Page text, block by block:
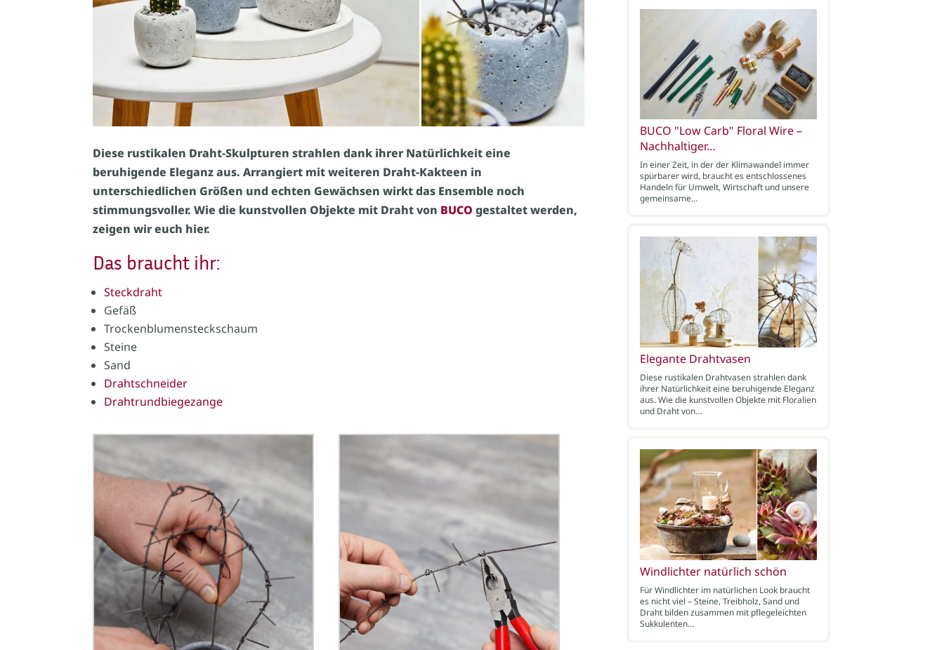
Diese rustikalen Draht-Skulpturen strahlen dank ihrer Natürlichkeit eine
beruhigende Eleganz aus. Arrangiert mit weiteren Draht-Kakteen in
unterschiedlichen Größen und echten Gewächsen wirkt das Ensemble noch
stimmungsvoller. Wie die kunstvollen Objekte mit Draht von BUCO gestaltet werden,
zeigen wir euch hier.
Das braucht ihr:
Steckdraht
Gefäß
Trockenblumensteckschaum
Steine
Sand
Drahtschneider
Drahtrundbiegezange
BUCO "Low Carb" Floral Wire –
Nachhaltiger…
In einer Zeit, in der der Klimawandel immer
spürbarer wird, braucht es entschlossenes
Handeln für Umwelt, Wirtschaft und unsere
gemeinsame…
Elegante Drahtvasen
Diese rustikalen Drahtvasen strahlen dank
ihrer Natürlichkeit eine beruhigende Eleganz
aus. Wie die kunstvollen Objekte mit Floralien
und Draht von…
Windlichter natürlich schön
Für Windlichter im natürlichen Look braucht
es nicht viel – Steine, Treibholz, Sand und
Draht bilden zusammen mit pflegeleichten
Sukkulenten…